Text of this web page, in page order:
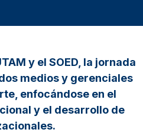
y el SOED, la jornada
medios y gerenciales
enfocándose en el
y el desarrollo de